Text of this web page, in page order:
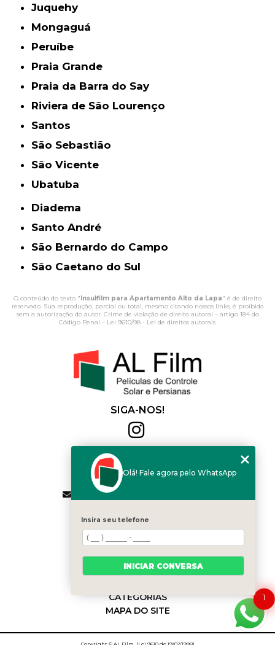
Juquehy
Mongaguá
Peruíbe
Praia Grande
Praia da Barra do Say
Riviera de São Lourenço
Santos
São Sebastião
São Vicente
Ubatuba
Diadema
Santo André
São Bernardo do Campo
São Caetano do Sul
O conteúdo do texto "Insulfilm para Apartamento Alto da Lapa" é de direito
reservado. Sua reprodução, parcial ou total, mesmo citando nossos links, é proibida
sem a autorização do autor. Crime de violação de direito autoral – artigo 184 do
Código Penal – Lei 9610/98 - Lei de direitos autorais.
SIGA-NOS!
(11) 2564-4684
(11) 94168-2041
contato.vendas@alfilm.com.br
MENU
HOME
QUEM SOMOS
SERVIÇOS
BLOG
CATEGORIAS
MAPA DO SITE
Copyright © AL Film. (Lei 9610 de 19/02/1998)
1
Olá! Fale agora pelo WhatsApp
Insira seu telefone
INICIAR CONVERSA